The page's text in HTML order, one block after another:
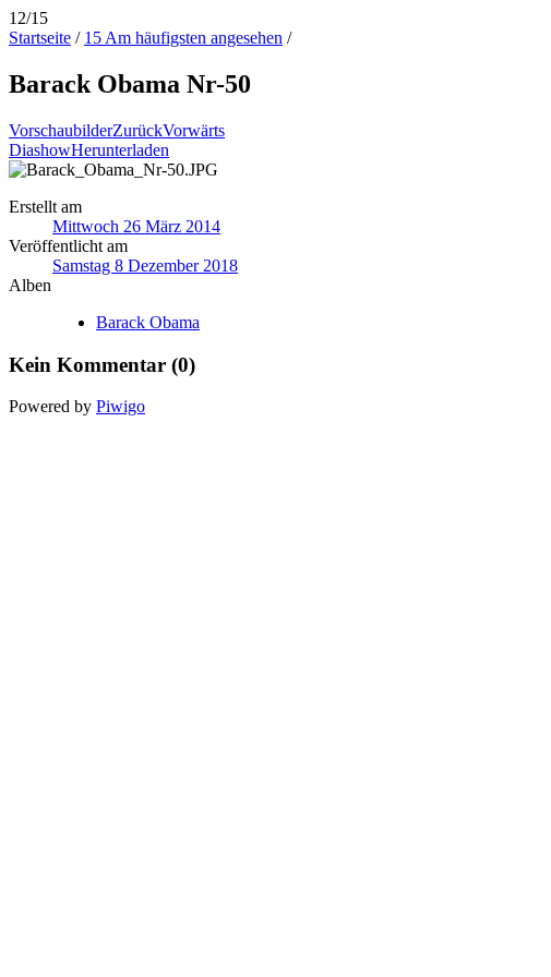
12/15
Startseite / 15 Am häufigsten angesehen /
Barack Obama Nr-50
VorschaubilderZurückVorwärts
DiashowHerunterladen
Erstellt am
Mittwoch 26 März 2014
Veröffentlicht am
Samstag 8 Dezember 2018
Alben
Barack Obama
Kein Kommentar (0)
Powered by Piwigo